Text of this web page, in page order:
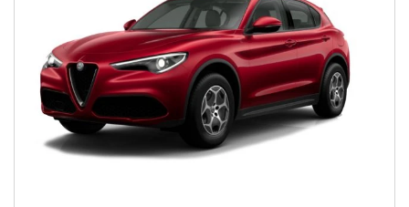
799€/mese
48 Mesi
VEDI
839€/mese